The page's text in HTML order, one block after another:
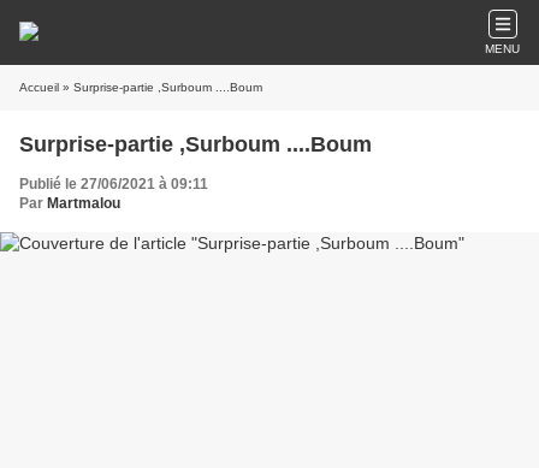
MENU
Accueil » Surprise-partie ,Surboum ....Boum
Surprise-partie ,Surboum ....Boum
Publié le 27/06/2021 à 09:11
Par Martmalou